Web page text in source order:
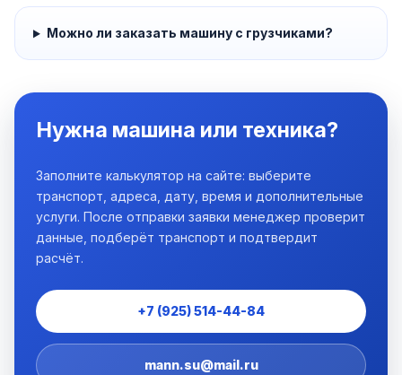
Можно ли заказать машину с грузчиками?
Нужна машина или техника?
Заполните калькулятор на сайте: выберите
транспорт, адреса, дату, время и дополнительные
услуги. После отправки заявки менеджер проверит
данные, подберёт транспорт и подтвердит
расчёт.
+7 (925) 514-44-84
mann.su@mail.ru